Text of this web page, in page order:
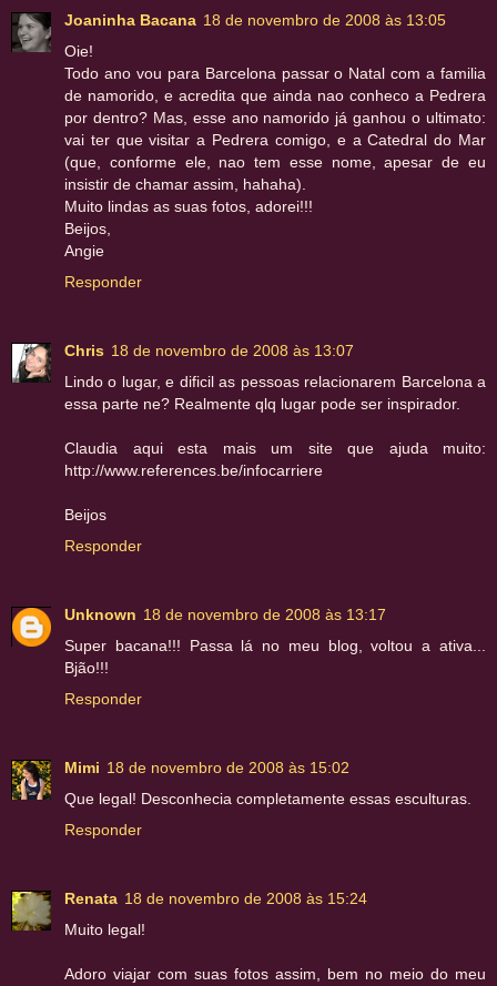
Joaninha Bacana 18 de novembro de 2008 às 13:05
Oie!
Todo ano vou para Barcelona passar o Natal com a familia
de namorido, e acredita que ainda nao conheco a Pedrera
por dentro? Mas, esse ano namorido já ganhou o ultimato:
vai ter que visitar a Pedrera comigo, e a Catedral do Mar
(que, conforme ele, nao tem esse nome, apesar de eu
insistir de chamar assim, hahaha).
Muito lindas as suas fotos, adorei!!!
Beijos,
Angie
Responder
Chris 18 de novembro de 2008 às 13:07
Lindo o lugar, e dificil as pessoas relacionarem Barcelona a
essa parte ne? Realmente qlq lugar pode ser inspirador.
Claudia aqui esta mais um site que ajuda muito:
http://www.references.be/infocarriere
Beijos
Responder
Unknown 18 de novembro de 2008 às 13:17
Super bacana!!! Passa lá no meu blog, voltou a ativa...
Bjão!!!
Responder
Mimi 18 de novembro de 2008 às 15:02
Que legal! Desconhecia completamente essas esculturas.
Responder
Renata 18 de novembro de 2008 às 15:24
Muito legal!
Adoro viajar com suas fotos assim, bem no meio do meu